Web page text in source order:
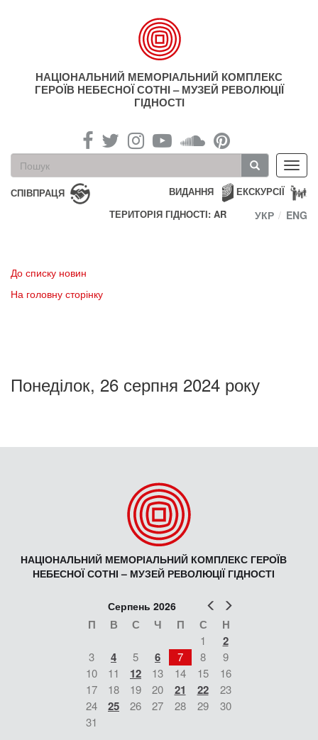
НАЦІОНАЛЬНИЙ МЕМОРІАЛЬНИЙ КОМПЛЕКС
ГЕРОЇВ НЕБЕСНОЇ СОТНІ – МУЗЕЙ РЕВОЛЮЦІЇ
ГІДНОСТІ
Пошукова
форма
Пошук
СПІВПРАЦЯ ЕКСКУРСІЇ
ВИДАННЯ
ТЕРИТОРІЯ ГІДНОСТІ: AR
УКР ENG
До списку новин
На головну сторінку
Понеділок, 26 серпня 2024 року
НАЦІОНАЛЬНИЙ МЕМОРІАЛЬНИЙ КОМПЛЕКС ГЕРОЇВ
НЕБЕСНОЇ СОТНІ – МУЗЕЙ РЕВОЛЮЦІЇ ГІДНОСТІ
Попер
Серпень 2026
П В С Ч П С Н
1 2
3 4 5 6 7 8
9
10
11 12 13 14 15
16
17
18 19 20 21 22
23
24
25 26 27 28 29
30
31